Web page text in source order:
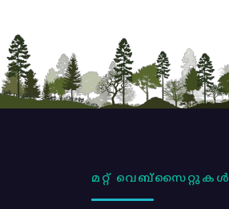
മറ്റ് വെബ്സൈറ്റുകൾ